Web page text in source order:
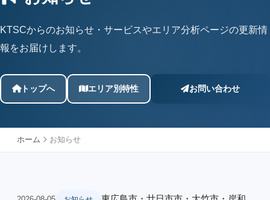
KTSCからのお知らせ・サービスやエリア分析ページの更新情
報をお届けします。
トップへ エリア別特性 お問い合わせ
ホーム お知らせ